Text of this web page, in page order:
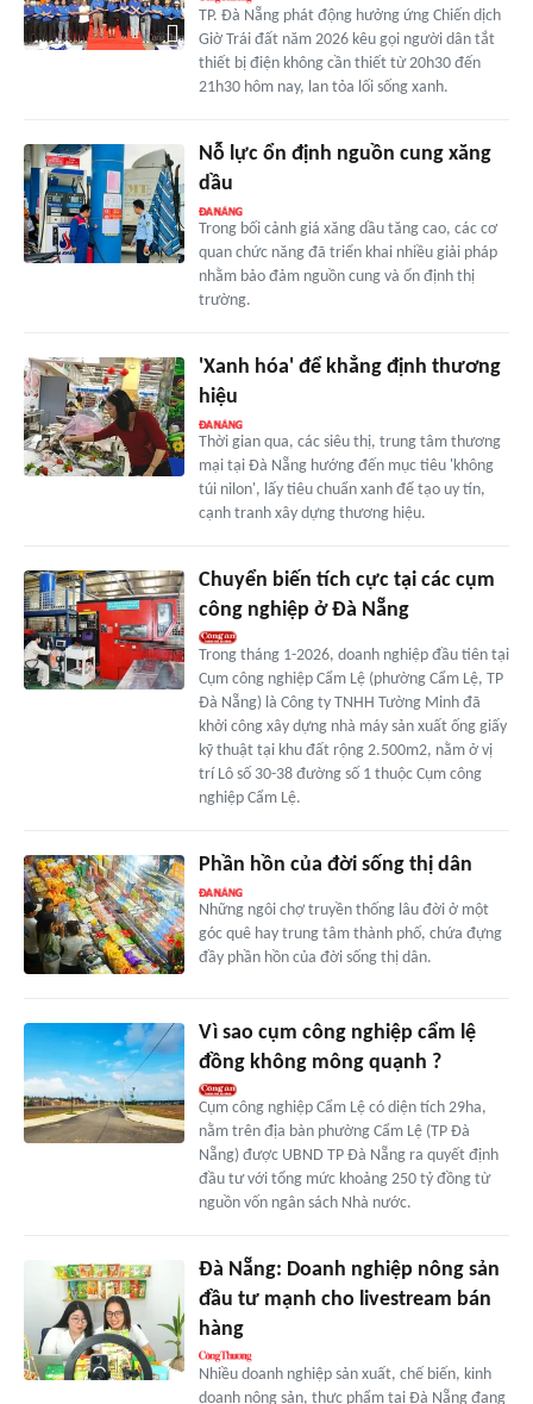
TP. Đà Nẵng phát động hưởng ứng Chiến dịch
Giờ Trái đất năm 2026 kêu gọi người dân tắt
thiết bị điện không cần thiết từ 20h30 đến
21h30 hôm nay, lan tỏa lối sống xanh.
Nỗ lực ổn định nguồn cung xăng
dầu
Trong bối cảnh giá xăng dầu tăng cao, các cơ
quan chức năng đã triển khai nhiều giải pháp
nhằm bảo đảm nguồn cung và ổn định thị
trường.
'Xanh hóa' để khẳng định thương
hiệu
Thời gian qua, các siêu thị, trung tâm thương
mại tại Đà Nẵng hướng đến mục tiêu 'không
túi nilon', lấy tiêu chuẩn xanh để tạo uy tín,
cạnh tranh xây dựng thương hiệu.
Chuyển biến tích cực tại các cụm
công nghiệp ở Đà Nẵng
Trong tháng 1-2026, doanh nghiệp đầu tiên tại
Cụm công nghiệp Cẩm Lệ (phường Cẩm Lệ, TP
Đà Nẵng) là Công ty TNHH Tường Minh đã
khởi công xây dựng nhà máy sản xuất ống giấy
kỹ thuật tại khu đất rộng 2.500m2, nằm ở vị
trí Lô số 30-38 đường số 1 thuộc Cụm công
nghiệp Cẩm Lệ.
Phần hồn của đời sống thị dân
Những ngôi chợ truyền thống lâu đời ở một
góc quê hay trung tâm thành phố, chứa đựng
đầy phần hồn của đời sống thị dân.
Vì sao cụm công nghiệp cẩm lệ
đồng không mông quạnh ?
Cụm công nghiệp Cẩm Lệ có diện tích 29ha,
nằm trên địa bàn phường Cẩm Lệ (TP Đà
Nẵng) được UBND TP Đà Nẵng ra quyết định
đầu tư với tổng mức khoảng 250 tỷ đồng từ
nguồn vốn ngân sách Nhà nước.
Đà Nẵng: Doanh nghiệp nông sản
đầu tư mạnh cho livestream bán
hàng
Nhiều doanh nghiệp sản xuất, chế biến, kinh
doanh nông sản, thực phẩm tại Đà Nẵng đang